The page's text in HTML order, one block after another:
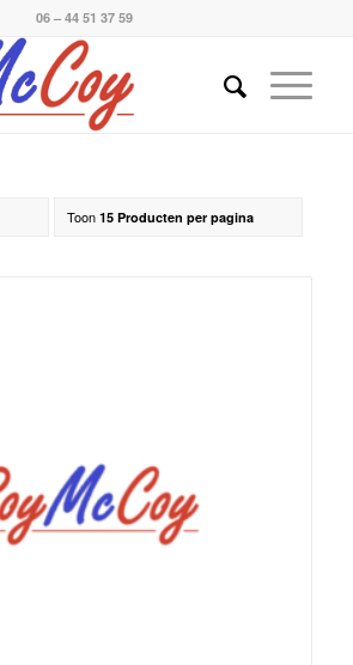
06 – 44 51 37 59
Toon 15 Producten per pagina